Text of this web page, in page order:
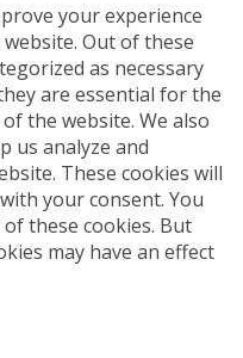
your experience
Out of these
as necessary
are essential for the
the website. We also
us analyze and
These cookies will
your consent. You
these cookies. But
may have an effect